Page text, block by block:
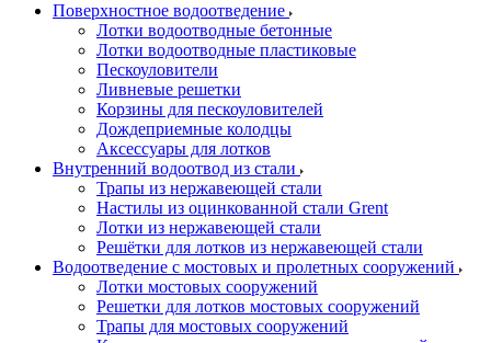
Поверхностное водоотведение
Лотки водоотводные бетонные
Лотки водоотводные пластиковые
Пескоуловители
Ливневые решетки
Корзины для пескоуловителей
Дождеприемные колодцы
Аксессуары для лотков
Внутренний водоотвод из стали
Трапы из нержавеющей стали
Настилы из оцинкованной стали Grent
Лотки из нержавеющей стали
Решётки для лотков из нержавеющей стали
Водоотведение с мостовых и пролетных сооружений
Лотки мостовых сооружений
Решетки для лотков мостовых сооружений
Трапы для мостовых сооружений